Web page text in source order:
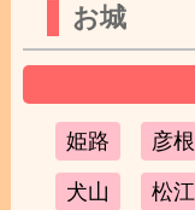
お城
姫路 彦根
犬山 松江